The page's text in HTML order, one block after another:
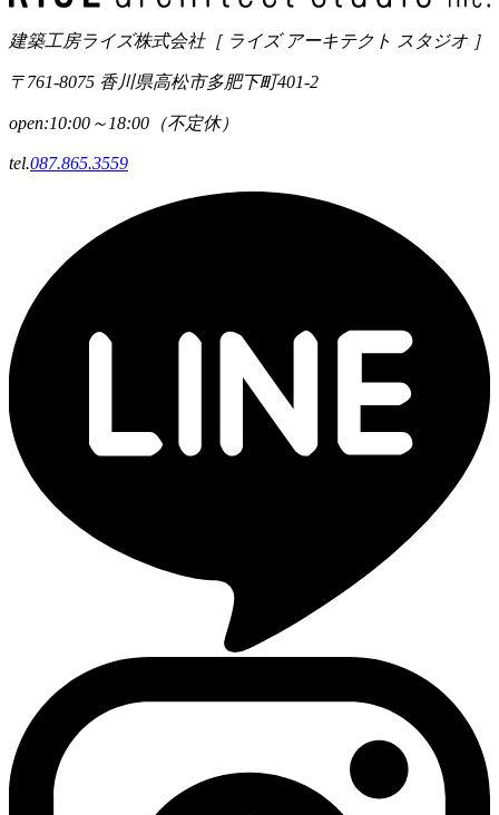
建築工房ライズ株式会社［ ライズ アーキテクト スタジオ ］
〒761-8075 香川県高松市多肥下町401-2
open:10:00～18:00（不定休）
tel.087.865.3559